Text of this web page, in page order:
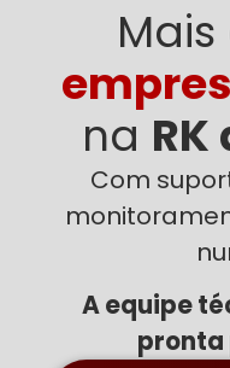
na RK
Com
A equipe
pronta